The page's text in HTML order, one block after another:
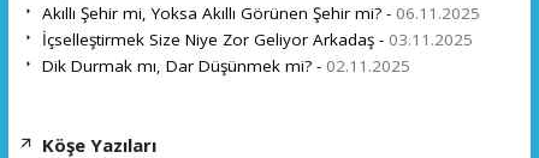
Akıllı Şehir mi, Yoksa Akıllı Görünen Şehir mi? - 06.11.2025
İçselleştirmek Size Niye Zor Geliyor Arkadaş - 03.11.2025
Dik Durmak mı, Dar Düşünmek mi? - 02.11.2025
Köşe Yazıları